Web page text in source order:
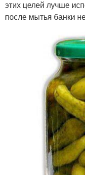
этих целей лучше
после мытья банки